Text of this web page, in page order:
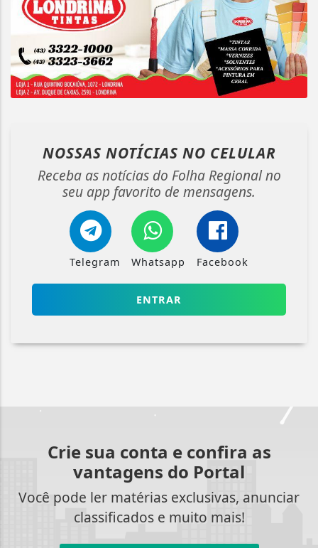
NOSSAS NOTÍCIAS NO CELULAR
Receba as notícias do Folha Regional no
seu app favorito de mensagens.
Telegram Whatsapp Facebook
ENTRAR
Crie sua conta e confira as
vantagens do Portal
Você pode ler matérias exclusivas, anunciar
classificados e muito mais!